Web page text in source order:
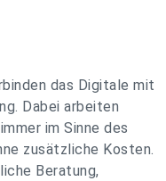
das Digitale mit
Dabei arbeiten
im Sinne des
zusätzliche Kosten.
Beratung,